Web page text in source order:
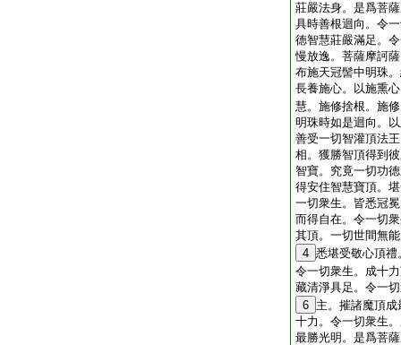
莊嚴法身。是爲菩
具時善根迴向。令
徳智慧莊嚴滿足。
慢放逸。菩薩摩訶
布施天冠髻中明珠
長養施心。以施熏
慧。施修捨根。施
明珠時如是迴向。
善受一切智灌頂法
相。獲勝智頂得到
智寶。究竟一切功
得安住智慧寶頂。
一切衆生。皆悉冠
而得自在。令一切
其頂。一切世間無
4 悉堪受敬心頂
令一切衆生。成十
藏清淨具足。令一
6 主。摧諸魔頂
十力。令一切衆生
最勝光明。是爲菩